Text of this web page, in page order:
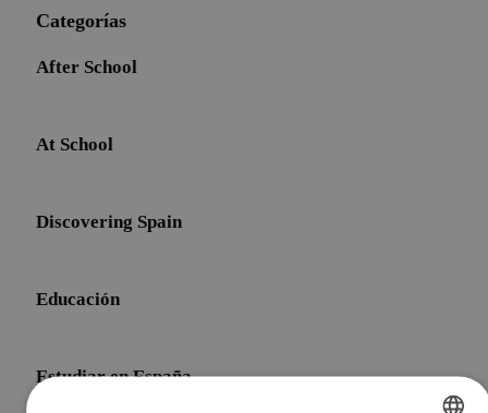
Categorías
After School
At School
Discovering Spain
Educación
Estudiar en España